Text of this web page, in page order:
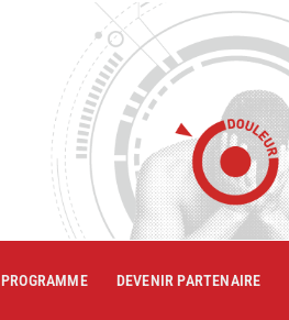
PROGRAMME DEVENIR PARTENAIRE